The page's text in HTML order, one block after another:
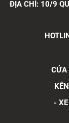
ĐỊA CHỈ: 10/9
CỬA
-